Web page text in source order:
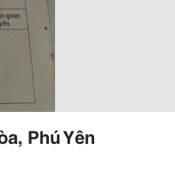
Phú Yên